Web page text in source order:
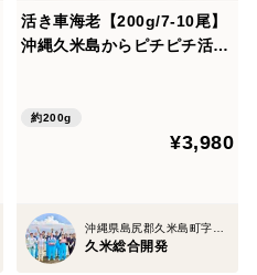
活き車海老【200g/7-10尾】
沖縄久米島からピチピチ活き
約200g
¥3,980
久米総合開発